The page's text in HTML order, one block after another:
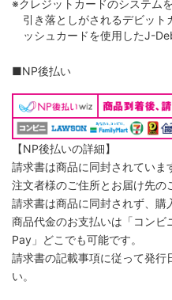
※クレジットカードのシステム
引き落としがされるデビット
ッシュカードを使用したJ-
■NP後払い
【NP後払いの詳細】
請求書は商品に同封されていま
注文者様のご住所とお届け先の
請求書は商品に同封されず、購
商品代金のお支払いは「コン
Pay」どこでも可能です。
請求書の記載事項に従って発行
い。